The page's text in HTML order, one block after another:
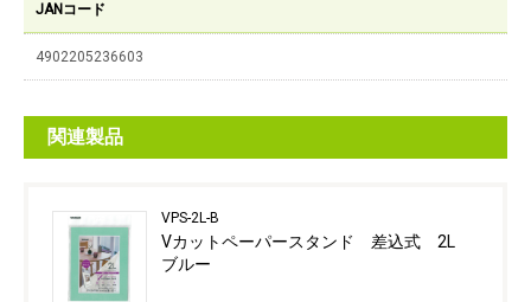
JANコード
4902205236603
関連製品
VPS-2L-B
Vカットペーパースタンド 差込式 2L
ブルー